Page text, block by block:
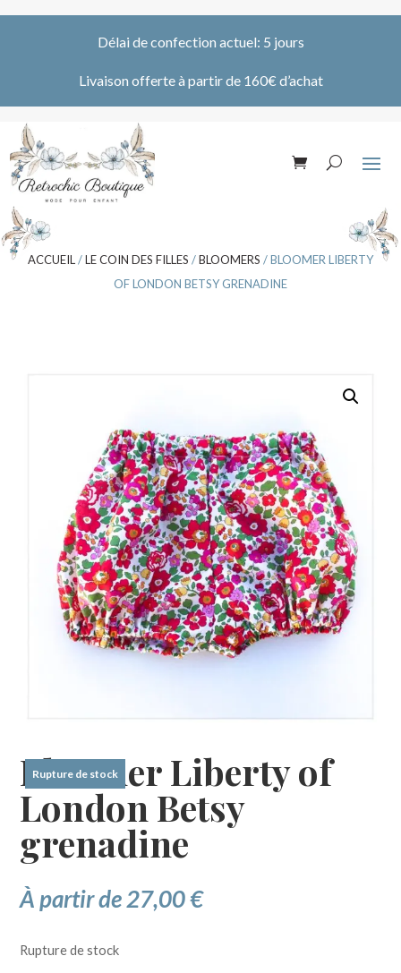
Délai de confection actuel: 5 jours
Livaison offerte à partir de 160€ d’achat
ACCUEIL /LE COIN DES FILLES /BLOOMERS / BLOOMER LIBERTY
OF LONDON BETSY GRENADINE
Bloomer Liberty of
London Betsy
grenadine
À partir de27,00€
Rupture de stock
Rupture de stock